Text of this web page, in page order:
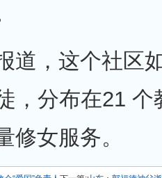
道，这个社区
，分布在21 个
修女服务。